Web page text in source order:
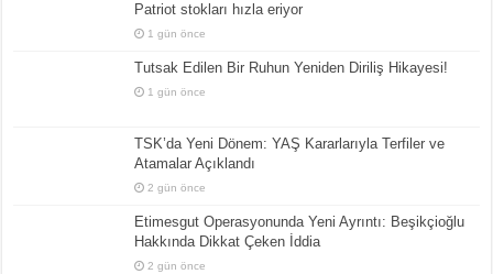
Patriot stokları hızla eriyor
1 gün önce
Tutsak Edilen Bir Ruhun Yeniden Diriliş Hikayesi!
1 gün önce
TSK’da Yeni Dönem: YAŞ Kararlarıyla Terfiler ve
Atamalar Açıklandı
2 gün önce
Etimesgut Operasyonunda Yeni Ayrıntı: Beşikçioğlu
Hakkında Dikkat Çeken İddia
2 gün önce